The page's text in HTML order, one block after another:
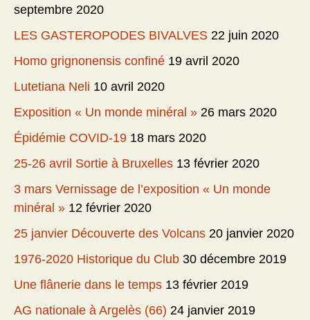
septembre 2020
LES GASTEROPODES BIVALVES 22 juin 2020
Homo grignonensis confiné 19 avril 2020
Lutetiana Neli 10 avril 2020
Exposition « Un monde minéral » 26 mars 2020
Épidémie COVID-19 18 mars 2020
25-26 avril Sortie à Bruxelles 13 février 2020
3 mars Vernissage de l’exposition « Un monde
minéral » 12 février 2020
25 janvier Découverte des Volcans 20 janvier 2020
1976-2020 Historique du Club 30 décembre 2019
Une flânerie dans le temps 13 février 2019
AG nationale à Argelès (66) 24 janvier 2019